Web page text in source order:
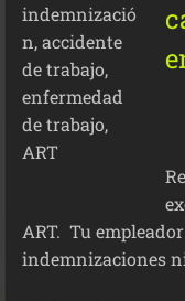
ART. Tu
indemnizaciones